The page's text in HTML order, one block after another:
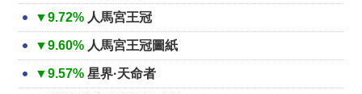
▼9.72% 人馬宮王冠
▼9.60% 人馬宮王冠圖紙
▼9.57% 星界·天命者